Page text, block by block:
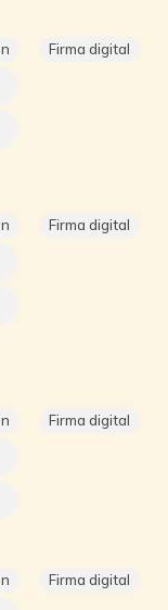
Firma digital
Firma digital
Firma digital
Firma digital